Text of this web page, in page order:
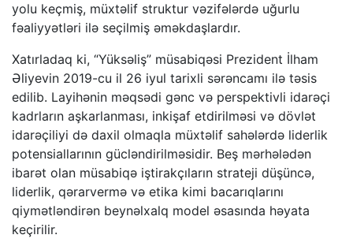
yolu keçmiş, müxtəlif struktur vəzifələrdə uğurlu
fəaliyyətləri ilə seçilmiş əməkdaşlardır.
Xatırladaq ki, “Yüksəliş” müsabiqəsi Prezident İlham
Əliyevin 2019-cu il 26 iyul tarixli sərəncamı ilə təsis
edilib. Layihənin məqsədi gənc və perspektivli idarəçi
kadrların aşkarlanması, inkişaf etdirilməsi və dövlət
idarəçiliyi də daxil olmaqla müxtəlif sahələrdə liderlik
potensiallarının gücləndirilməsidir. Beş mərhələdən
ibarət olan müsabiqə iştirakçıların strateji düşüncə,
liderlik, qərarvermə və etika kimi bacarıqlarını
qiymətləndirən beynəlxalq model əsasında həyata
keçirilir.